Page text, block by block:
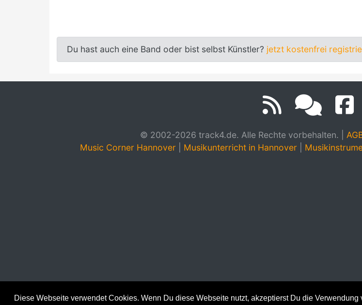
Diese Webseite verwendet Cookies. Wenn Du diese Webseite nutzt, akzeptierst Du die Verwendung
Du hast auch eine Band oder bist selbst Künstler? jetzt kostenfrei
© 2002-2026 track4.de. Alle Rechte vorbehalten.
Music Corner Hannover
Musikunterricht in Hannover